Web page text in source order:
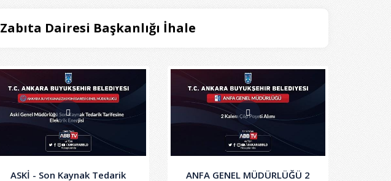
Zabıta Dairesi Başkanlığı İhale
ASKİ - Son Kaynak Tedarik
ANFA GENEL MÜDÜRLÜĞÜ 2